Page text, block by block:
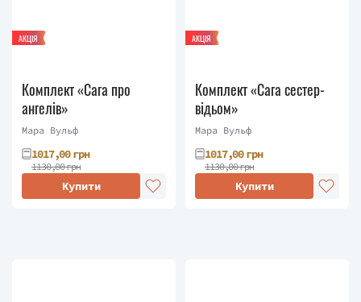
АКЦІЯ
Комплект «Сага про
ангелів»
Мара Вульф
1017,00 грн
1130,00 грн
Купити
АКЦІЯ
Комплект «Сага сестер-
відьом»
Мара Вульф
1017,00 грн
1130,00 грн
Купити